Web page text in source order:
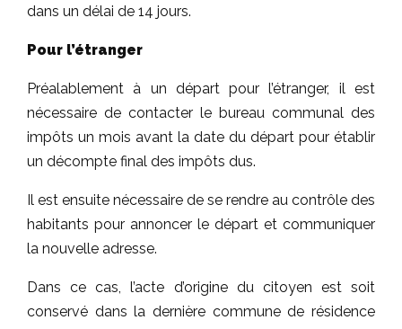
dans un délai de 14 jours.
Pour l’étranger
Préalablement à un départ pour l’étranger, il est
nécessaire de contacter le bureau communal des
impôts un mois avant la date du départ pour établir
un décompte final des impôts dus.
Il est ensuite nécessaire de se rendre au contrôle des
habitants pour annoncer le départ et communiquer
la nouvelle adresse.
Dans ce cas, l’acte d’origine du citoyen est soit
conservé dans la dernière commune de résidence